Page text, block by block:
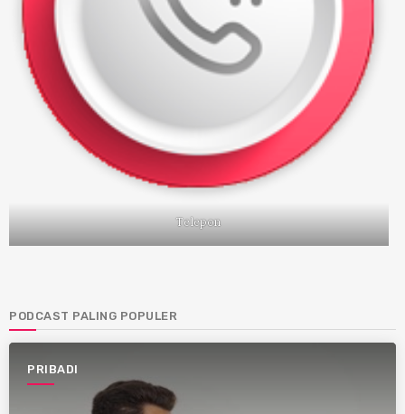
Telepon
PODCAST PALING POPULER
PRIBADI